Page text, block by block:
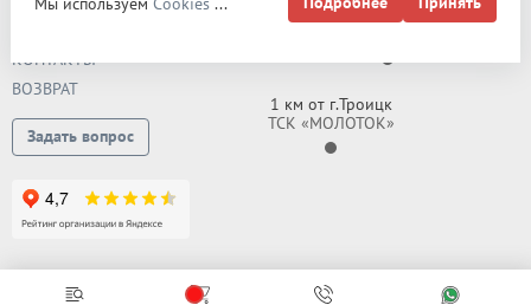
КОНТАКТЫ
ВОЗВРАТ
Задать вопрос
41 км МКАД
1 км от г.Троицк
ТСК «МОЛОТОК»